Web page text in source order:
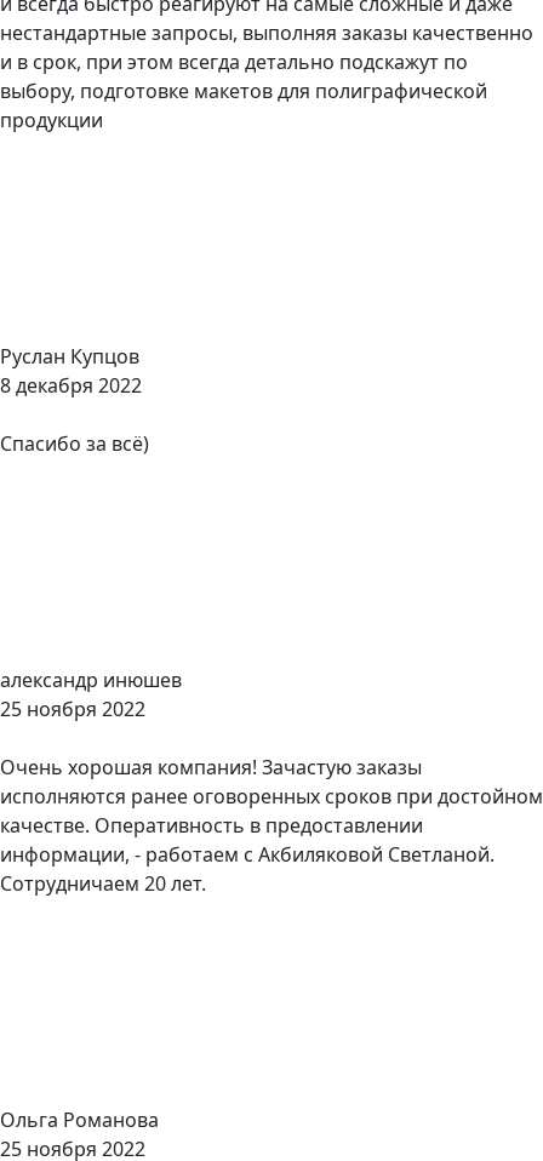
нестандартные запросы, выполняя заказы качественно
и в срок, при этом всегда детально подскажут по
выбору, подготовке макетов для полиграфической
продукции
Руслан Купцов
8 декабря 2022
Спасибо за всё)
александр инюшев
25 ноября 2022
Очень хорошая компания! Зачастую заказы
исполняются ранее оговоренных сроков при достойном
качестве. Оперативность в предоставлении
информации, - работаем с Акбиляковой Светланой.
Сотрудничаем 20 лет.
​Ольга Романова
25 ноября 2022